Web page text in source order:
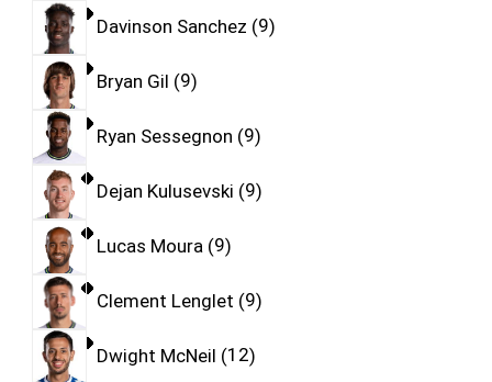
Davinson Sanchez 9
Bryan Gil 9
Ryan Sessegnon 9
Dejan Kulusevski 9
Lucas Moura 9
Clement Lenglet 9
Dwight McNeil 12